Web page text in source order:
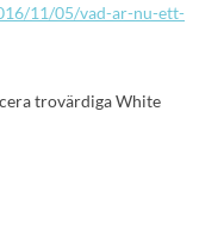
11/05/vad-ar-nu-ett-
trovärdiga White